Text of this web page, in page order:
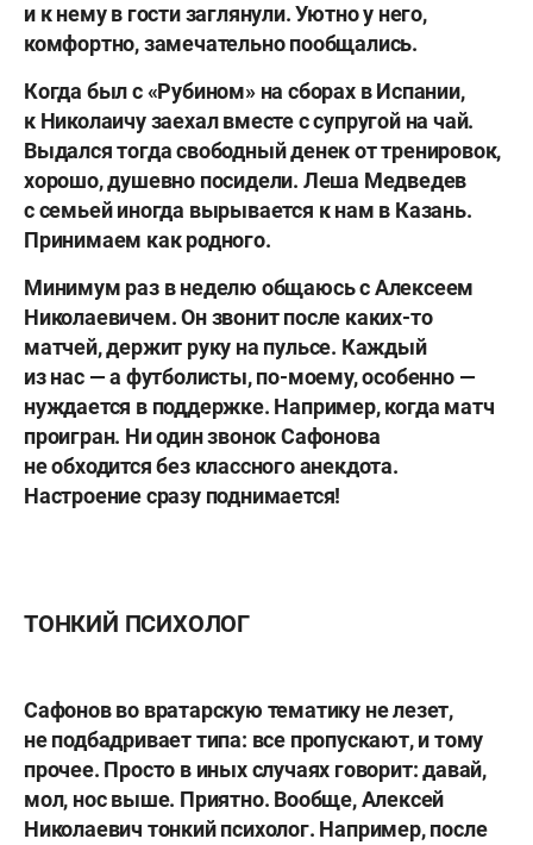
и к нему в гости заглянули. Уютно у него,
комфортно, замечательно пообщались.
Когда был с «Рубином» на сборах в Испании,
к Николаичу заехал вместе с супругой на чай.
Выдался тогда свободный денек от тренировок,
хорошо, душевно посидели. Леша Медведев
с семьей иногда вырывается к нам в Казань.
Принимаем как родного.
Минимум раз в неделю общаюсь с Алексеем
Николаевичем. Он звонит после каких-то
матчей, держит руку на пульсе. Каждый
из нас — а футболисты, по-моему, особенно —
нуждается в поддержке. Например, когда матч
проигран. Ни один звонок Сафонова
не обходится без классного анекдота.
Настроение сразу поднимается!
ТОНКИЙ ПСИХОЛОГ
Сафонов во вратарскую тематику не лезет,
не подбадривает типа: все пропускают, и тому
прочее. Просто в иных случаях говорит: давай,
мол, нос выше. Приятно. Вообще, Алексей
Николаевич тонкий психолог. Например, после